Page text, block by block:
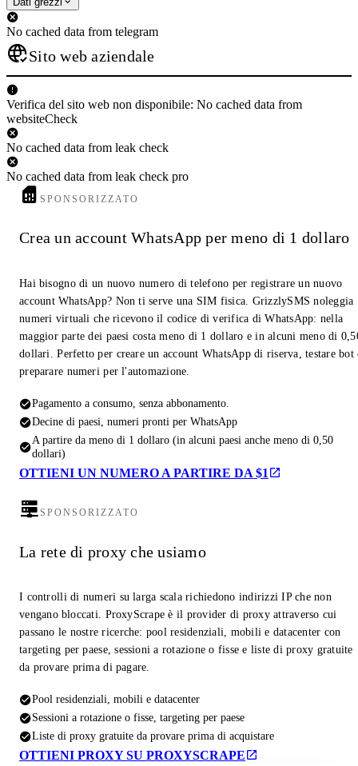
No cached data from telegram
Sito web aziendale
Verifica del sito web non disponibile: No cached data from
websiteCheck
No cached data from leak check
No cached data from leak check pro
SPONSORIZZATO
Crea un account WhatsApp per meno di 1 dollaro
Hai bisogno di un nuovo numero di telefono per registrare un nuovo
account WhatsApp? Non ti serve una SIM fisica. GrizzlySMS noleggia
numeri virtuali che ricevono il codice di verifica di WhatsApp: nella
maggior parte dei paesi costa meno di 1 dollaro e in alcuni meno di
dollari. Perfetto per creare un account WhatsApp di riserva, testare bot
preparare numeri per l'automazione.
Pagamento a consumo, senza abbonamento.
Decine di paesi, numeri pronti per WhatsApp
A partire da meno di 1 dollaro (in alcuni paesi anche meno di 0,50
dollari)
OTTIENI UN NUMERO A PARTIRE DA $1
SPONSORIZZATO
La rete di proxy che usiamo
I controlli di numeri su larga scala richiedono indirizzi IP che non
vengano bloccati. ProxyScrape è il provider di proxy attraverso cui
passano le nostre ricerche: pool residenziali, mobili e datacenter con
targeting per paese, sessioni a rotazione o fisse e liste di proxy gratuite
da provare prima di pagare.
Pool residenziali, mobili e datacenter
Sessioni a rotazione o fisse, targeting per paese
Liste di proxy gratuite da provare prima di acquistare
OTTIENI PROXY SU PROXYSCRAPE